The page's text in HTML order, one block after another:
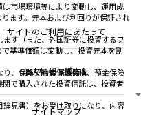
市場環境等により変動し、運用成
ます。元本および利回りが保証され
す（また、外国証券に投資するフ
基準価額は変動し、投資元本を割
、保険契約者保護機構、預金保険
で購入された投資信託は、投資者
見書）をお受け取りになり、内容
無について
購入・換金手数料
サイトのご利用にあたって
個人情報保護方針
サイトマップ